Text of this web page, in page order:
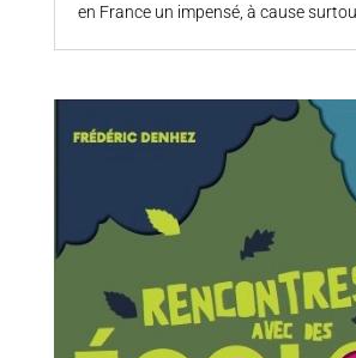
en France un impensé, à cause surtout